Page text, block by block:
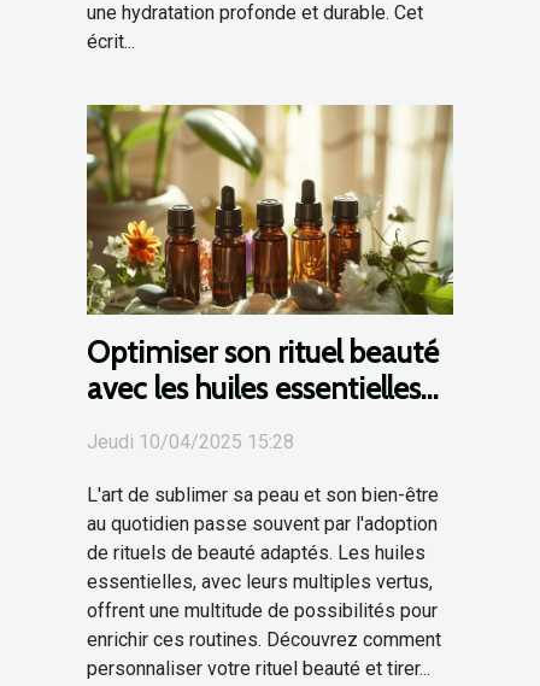
une hydratation profonde et durable. Cet
écrit...
Optimiser son rituel beauté
avec les huiles essentielles
personnalisation et bienfaits
Jeudi 10/04/2025 15:28
L'art de sublimer sa peau et son bien-être
au quotidien passe souvent par l'adoption
de rituels de beauté adaptés. Les huiles
essentielles, avec leurs multiples vertus,
offrent une multitude de possibilités pour
enrichir ces routines. Découvrez comment
personnaliser votre rituel beauté et tirer...